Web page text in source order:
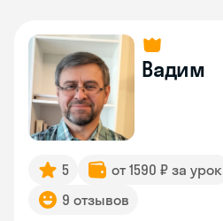
Вадим
5 от 1590 ₽ за урок
9 отзывов